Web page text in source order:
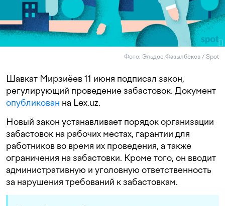
Фото: Эльдос Фазылбеков / Spot
Шавкат Мирзиёев 11 июня подписал закон,
регулирующий проведение забастовок. Документ
опубликован на Lex.uz.
Новый закон устанавливает порядок организации
забастовок на рабочих местах, гарантии для
работников во время их проведения, а также
ограничения на забастовки. Кроме того, он вводит
административную и уголовную ответственность
за нарушения требований к забастовкам.